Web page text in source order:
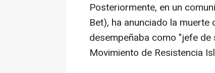
Posteriormente, en un
Bet), ha anunciado la
desempeñaba como "jefe
Movimiento de Resistencia